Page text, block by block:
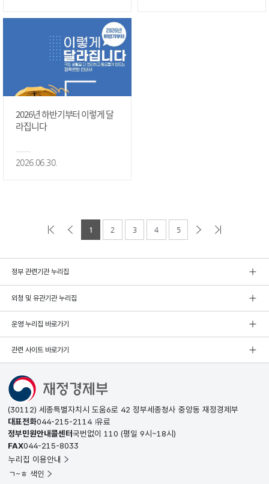
2026년 하반기부터 이렇게 달
라집니다
2026.06.30.
1 2 3 4 5
정부 관련기관 누리집
외청 및 유관기관 누리집
운영 누리집 바로가기
관련 사이트 바로가기
(30112) 세종특별자치시 도움6로 42 정부세종청사 중앙동 재정경제부
대표전화044-215-2114 유료
정부민원안내콜센터국번없이 110 (평일 9시~18시)
FAX044-215-8033
누리집 이용안내
ㄱ~ㅎ 색인